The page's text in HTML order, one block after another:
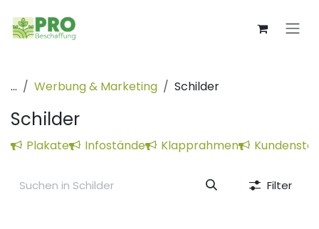
... Werbung & Marketing Schilder
Schilder
Plakate Infostände Klapprahmen
Filter